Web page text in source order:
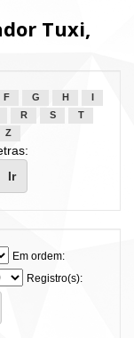
Tuxi,
F G H
R S
T
Z
Em ordem:
Registro(s):